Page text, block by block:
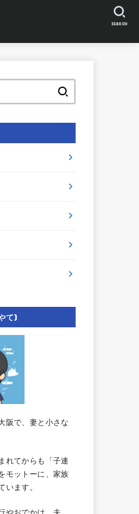
SEARCH
て)
阪で、妻と小さな
れてからも「子連
モットーに、家族
います。